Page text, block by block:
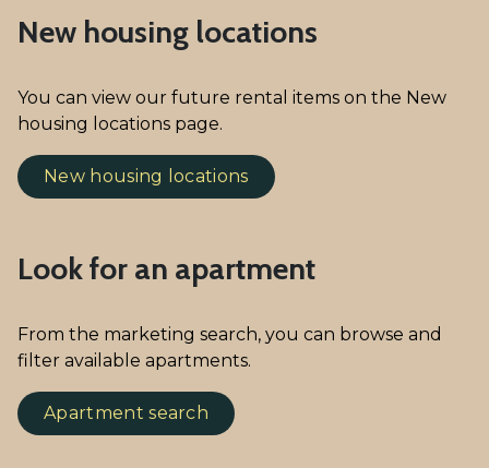
New housing locations
You can view our future rental items on the New
housing locations page.
New housing locations
Look for an apartment
From the marketing search, you can browse and
filter available apartments.
Apartment search